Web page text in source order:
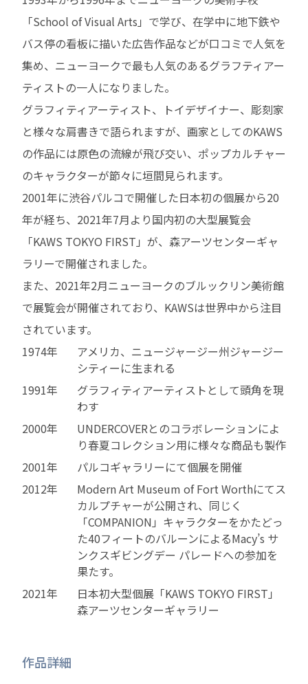
「School of Visual Arts」で学び、在学中に地下鉄や
バス停の看板に描いた広告作品などが口コミで人気を
集め、ニューヨークで最も人気のあるグラフティアー
ティストの一人になりました。
グラフィティアーティスト、トイデザイナー、彫刻家
と様々な肩書きで語られますが、画家としてのKAWS
の作品には原色の流線が飛び交い、ポップカルチャー
のキャラクターが節々に垣間見られます。
2001年に渋谷パルコで開催した日本初の個展から20
年が経ち、2021年7月より国内初の大型展覧会
「KAWS TOKYO FIRST」が、森アーツセンターギャ
ラリーで開催されました。
また、2021年2月ニューヨークのブルックリン美術館
で展覧会が開催されており、KAWSは世界中から注目
されています。
1974年
アメリカ、ニュージャージー州ジャージー
シティーに生まれる
1991年
グラフィティアーティストとして頭角を現
わす
2000年
UNDERCOVERとのコラボレーションによ
り春夏コレクション用に様々な商品も製作
2001年
パルコギャラリーにて個展を開催
2012年
Modern Art Museum of Fort Worthにてス
カルプチャーが公開され、同じく
「COMPANION」キャラクターをかたどっ
た40フィートのバルーンによるMacy’s サ
ンクスギビングデー パレードへの参加を
果たす。
2021年
日本初大型個展「KAWS TOKYO FIRST」
森アーツセンターギャラリー
作品詳細